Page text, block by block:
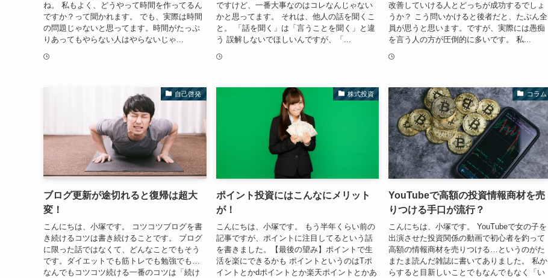
ね。 私もよく、どうやって時間を作ってるん
ですか？って聞かれます。 でも、実際は時間
の問題じゃないと思ってます。時間がたっぷ
りあってもやらない人はやらないじゃ...
ですけど、一番大事なのはコレなんじゃない
かと思ってます。 それは、他人の話を聞くこ
と。 「話を聞く」は「言うことを聞く」と違
う 誤解しないでほしいんですが、「...
改善していける人とどっちが成功するでしょ
うか？ こう問いかけると後者だと、たぶん全
員が思うと思います。ですが、実際には愚痴
を言う人の方が圧倒的に多いです。 私...
自己啓発
ブログ更新が途切れると復帰は超大
変！
こんにちは、小塚です。 コツコツブログを書
き続けるコツは書き続けることです。 ブログ
に限った話ではなくて、どんなことでもそう
です。ダイエットでも筋トレでも勉強でも…
なんでもコツコツ続ける一番のコツは「続け
株式投資
ポイント投資にはこんなにメリット
が！
こんにちは、小塚です。 もう半年くらい前の
記事ですが、ポイントに注目してるという話
を書きました。【最後の望み】ポイントで生
活を楽にできるかも ポイントというのはTポ
イントとかdポイントとか楽天ポイントとかあ
コラム
YouTubeで高額の投資情報商材を売
りつける手口が流行？
こんにちは、小塚です。 YouTubeで女の子を
出演させた投資関係の動画で初心者を釣って
高額の情報商材を売りつける…というのがた
またま読んだ雑誌に書いてありました。 私か
らすると目新しいことでもなんでもなく「い